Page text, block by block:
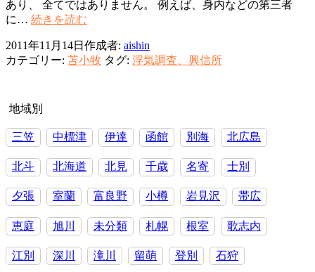
あり、 全てではありません。 例えば、身内などの第三者
に… 続きを読む
牧
市
は
決
法
2011年11月14日 作成者: aishin
カテゴリー: 苫小牧 タグ: 浮気調査、興信所
地域別
三笠 中標津 伊達 函館 別海 北広島
北斗 北海道 北見 千歳 名寄 士別
夕張 室蘭 富良野 小樽 岩見沢 帯広
恵庭 旭川 未分類 札幌 根室 歌志内
江別 深川 滝川 留萌 登別 石狩